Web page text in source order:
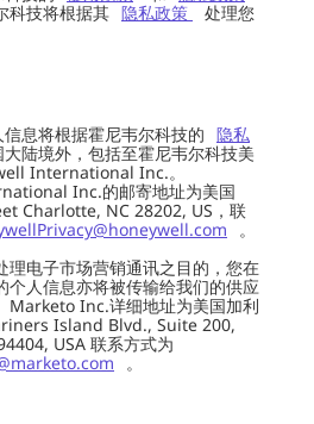
科技将根据其 隐私政策
处理您
息将根据霍尼韦尔科技的 隐私
陆境外，包括至霍尼韦尔科技美
International Inc.。
Inc.的邮寄地址为美国
Charlotte, NC 28202, US，联
。
理电子市场营销通讯之目的，您在
个人信息亦将被传输给我们的供应
Inc.详细地址为美国加利
Island Blvd., Suite 200,
USA 联系方式为
。